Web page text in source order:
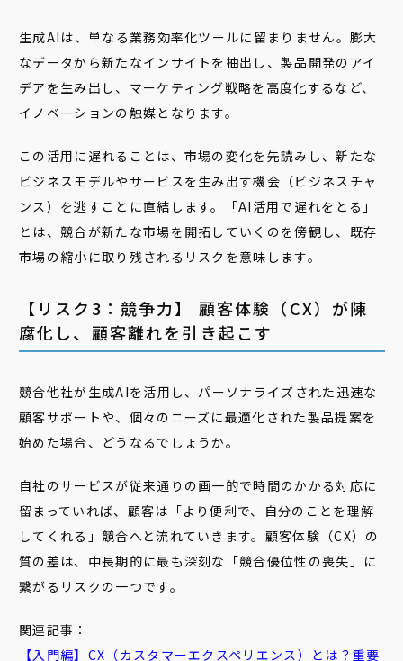
生成AIは、単なる業務効率化ツールに留まりません。膨大
なデータから新たなインサイトを抽出し、製品開発のアイ
デアを生み出し、マーケティング戦略を高度化するなど、
イノベーションの触媒となります。
この活用に遅れることは、市場の変化を先読みし、新たな
ビジネスモデルやサービスを生み出す機会（ビジネスチャ
ンス）を逃すことに直結します。「AI活用で遅れをとる」
とは、競合が新たな市場を開拓していくのを傍観し、既存
市場の縮小に取り残されるリスクを意味します。
【リスク3：競争力】 顧客体験（CX）が陳
腐化し、顧客離れを引き起こす
競合他社が生成AIを活用し、パーソナライズされた迅速な
顧客サポートや、個々のニーズに最適化された製品提案を
始めた場合、どうなるでしょうか。
自社のサービスが従来通りの画一的で時間のかかる対応に
留まっていれば、顧客は「より便利で、自分のことを理解
してくれる」競合へと流れていきます。顧客体験（CX）の
質の差は、中長期的に最も深刻な「競合優位性の喪失」に
繋がるリスクの一つです。
関連記事：
【入門編】 CX （カスタマーエクスペリエンス）とは？重要